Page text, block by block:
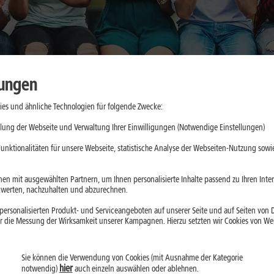
unterstützt
und
sinnvoll nutzt
Beurteilung
und ähnliche Technologien für folgende Zwecke:
der Webseite und Verwaltung Ihrer Einwilligungen (Notwendige Einstellungen)
für unsere Webseite, statistische Analyse der Webseiten-Nutzung
mit ausgewählten Partnern, um Ihnen personalisierte Inhalte passend zu Ihren
nachzuhalten und abzurechnen.
Produkt- und Serviceangeboten auf unserer Seite und auf Seiten von
Messung der Wirksamkeit unserer Kampagnen. Hierzu setzten wir Cookies von
Sie können die Verwendung von Cookies (mit Ausnahme der Kategorie
notwendig) hierauch einzeln auswählen oder ablehnen.